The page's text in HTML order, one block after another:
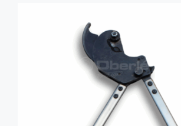
AJOUTER AU PANIER /